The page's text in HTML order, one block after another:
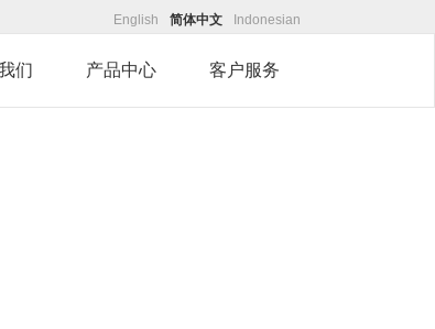
English 简体中文 Indonesian
们 产品中心 客户服务